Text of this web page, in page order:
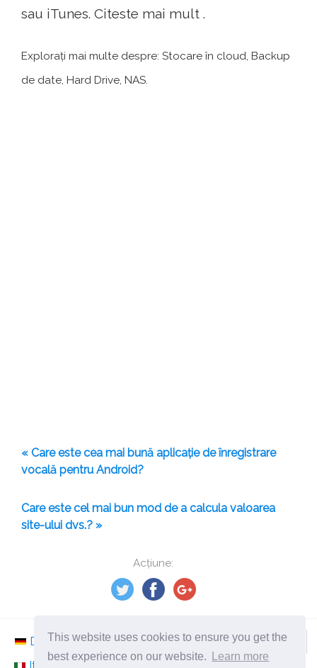
This website uses cookies to ensure you get the
best experience on our website.
Learn more
Acțiune:
sau iTunes. Citeste mai mult .
Explorați mai multe despre: Stocare în cloud, Backup
de date, Hard Drive, NAS.
« Care este cea mai bună aplicație de înregistrare
vocală pentru Android?
Care este cel mai bun mod de a calcula valoarea
site-ului dvs.? »
Deutsch Nederlands Svenska
Norsk